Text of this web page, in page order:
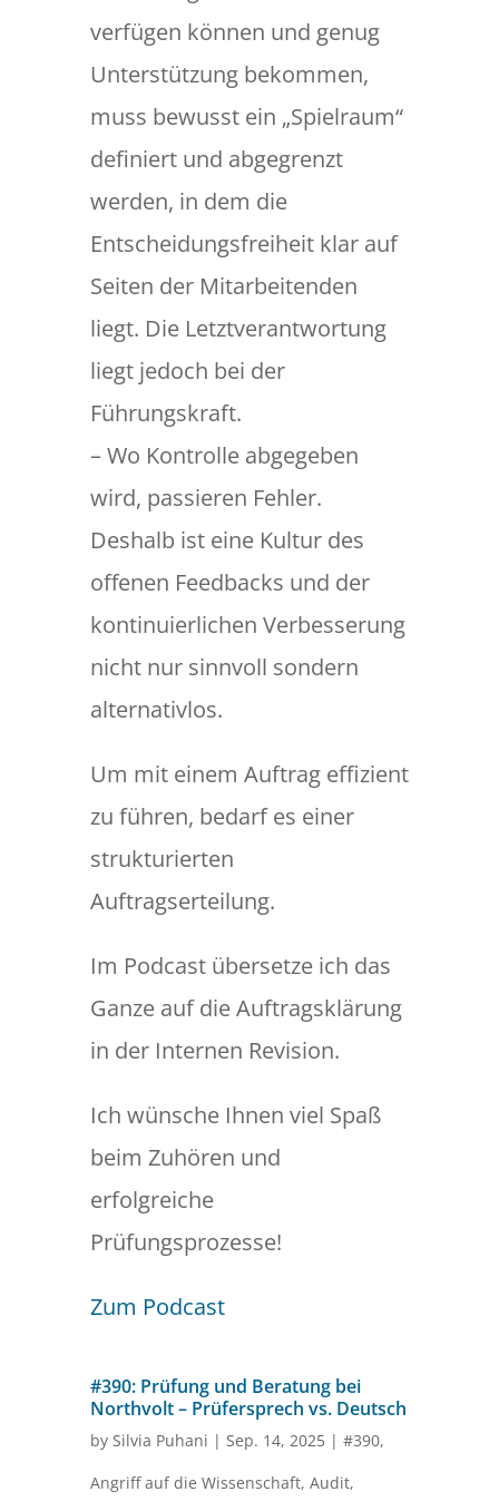
verfügen können und genug
Unterstützung bekommen,
muss bewusst ein „Spielraum“
definiert und abgegrenzt
werden, in dem die
Entscheidungsfreiheit klar auf
Seiten der Mitarbeitenden
liegt. Die Letztverantwortung
liegt jedoch bei der
Führungskraft.
– Wo Kontrolle abgegeben
wird, passieren Fehler.
Deshalb ist eine Kultur des
offenen Feedbacks und der
kontinuierlichen Verbesserung
nicht nur sinnvoll sondern
alternativlos.
Um mit einem Auftrag effizient
zu führen, bedarf es einer
strukturierten
Auftragserteilung.
Im Podcast übersetze ich das
Ganze auf die Auftragsklärung
in der Internen Revision.
Ich wünsche Ihnen viel Spaß
beim Zuhören und
erfolgreiche
Prüfungsprozesse!
Zum Podcast
#390: Prüfung und Beratung bei
Northvolt – Prüfersprech vs. Deutsch
by Silvia Puhani | Sep. 14, 2025| #390,
Angriff auf die Wissenschaft, Audit,